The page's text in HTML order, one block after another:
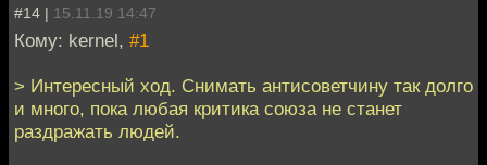
#14 | 15.11.19 14:47
Кому: kernel, #1
> Интересный ход. Снимать антисоветчину так долго
и много, пока любая критика союза не станет
раздражать людей.